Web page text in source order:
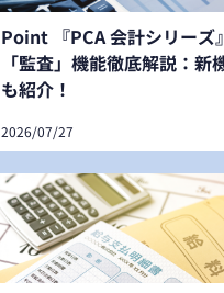
Point 『PCA 会計シリーズ
「監査」機能徹底解説：新
も紹介！
2026/07/27